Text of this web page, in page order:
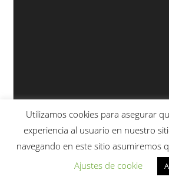
Utilizamos cookies para asegurar
experiencia al usuario en nuestro
navegando en este sitio asumiremos
Ajustes de cookie